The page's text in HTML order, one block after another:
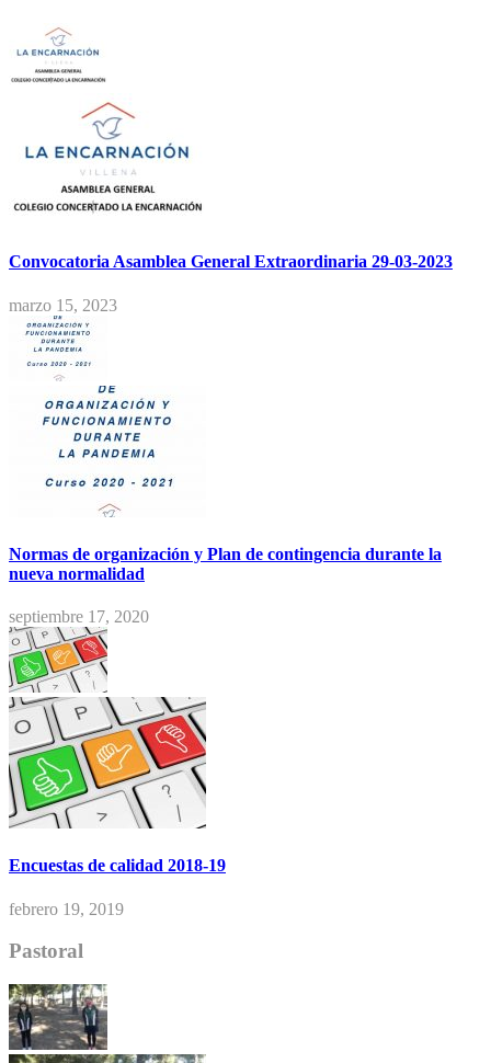
Convocatoria Asamblea General Extraordinaria 29-03-2023
marzo 15, 2023
Normas de organización y Plan de contingencia durante la
nueva normalidad
septiembre 17, 2020
Encuestas de calidad 2018-19
febrero 19, 2019
Pastoral